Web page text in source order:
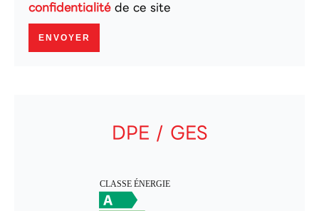
confidentialitéde ce site
ENVOYER
DPE / GES